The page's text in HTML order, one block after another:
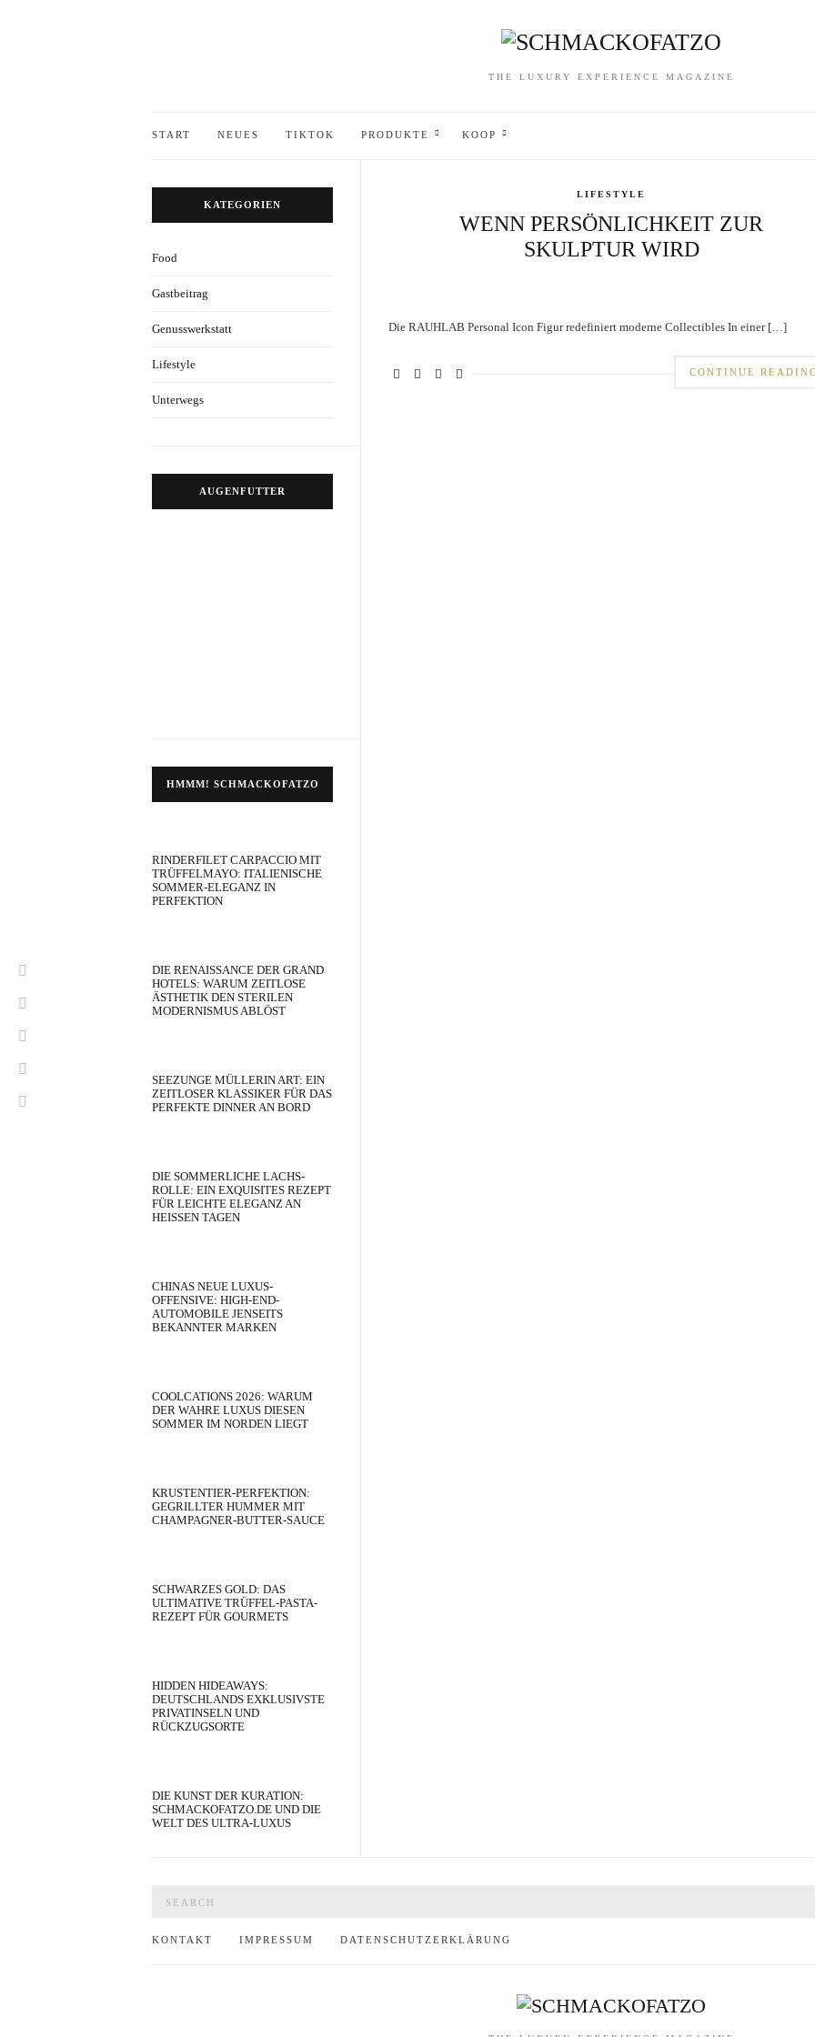
THE LUXURY EXPERIENCE MAGAZINE
START NEUES TIKTOK PRODUKTE KOOP
LIFESTYLE
WENN PERSÖNLICHKEIT ZUR
SKULPTUR WIRD
Die RAUHLAB Personal Icon Figur redefiniert moderne Collectibles In einer […]
CONTINUE
KATEGORIEN
Food
Gastbeitrag
Genusswerkstatt
Lifestyle
Unterwegs
AUGENFUTTER
HMMM! SCHMACKOFATZO
RINDERFILET CARPACCIO MIT
TRÜFFELMAYO: ITALIENISCHE
SOMMER-ELEGANZ IN
PERFEKTION
DIE RENAISSANCE DER GRAND
HOTELS: WARUM ZEITLOSE
ÄSTHETIK DEN STERILEN
MODERNISMUS ABLÖST
SEEZUNGE MÜLLERIN ART: EIN
ZEITLOSER KLASSIKER FÜR DAS
PERFEKTE DINNER AN BORD
DIE SOMMERLICHE LACHS-
ROLLE: EIN EXQUISITES REZEPT
FÜR LEICHTE ELEGANZ AN
HEISSEN TAGEN
CHINAS NEUE LUXUS-
OFFENSIVE: HIGH-END-
AUTOMOBILE JENSEITS
BEKANNTER MARKEN
COOLCATIONS 2026: WARUM
DER WAHRE LUXUS DIESEN
SOMMER IM NORDEN LIEGT
KRUSTENTIER-PERFEKTION:
GEGRILLTER HUMMER MIT
CHAMPAGNER-BUTTER-SAUCE
SCHWARZES GOLD: DAS
ULTIMATIVE TRÜFFEL-PASTA-
REZEPT FÜR GOURMETS
HIDDEN HIDEAWAYS:
DEUTSCHLANDS EXKLUSIVSTE
PRIVATINSELN UND
RÜCKZUGSORTE
DIE KUNST DER KURATION:
SCHMACKOFATZO.DE UND DIE
WELT DES ULTRA-LUXUS
KONTAKT IMPRESSUM DATENSCHUTZERKLÄRUNG